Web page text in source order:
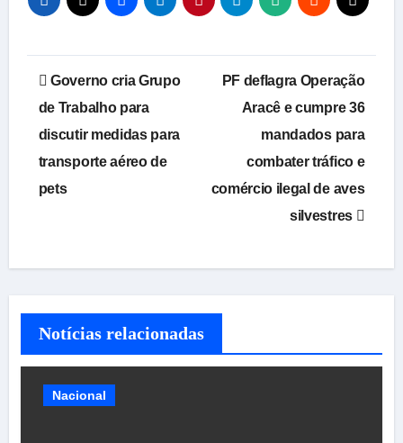
Navegação
de
Post
Governo cria Grupo
de Trabalho para
discutir medidas para
transporte aéreo de
pets
PF deflagra Operação
Aracê e cumpre 36
mandados para
combater tráfico e
comércio ilegal de aves
silvestres
Notícias relacionadas
Nacional